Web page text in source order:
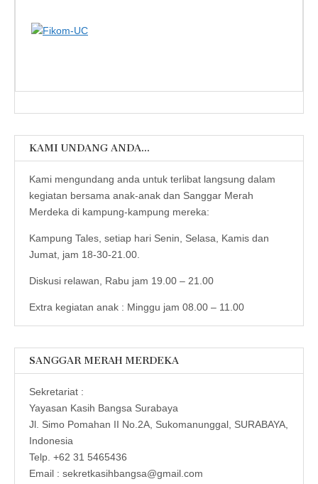
KAMI UNDANG ANDA…
Kami mengundang anda untuk terlibat langsung dalam
kegiatan bersama anak-anak dan Sanggar Merah
Merdeka di kampung-kampung mereka:
Kampung Tales, setiap hari Senin, Selasa, Kamis dan
Jumat, jam 18-30-21.00.
Diskusi relawan, Rabu jam 19.00 – 21.00
Extra kegiatan anak : Minggu jam 08.00 – 11.00
SANGGAR MERAH MERDEKA
Sekretariat :
Yayasan Kasih Bangsa Surabaya
Jl. Simo Pomahan II No.2A, Sukomanunggal, SURABAYA,
Indonesia
Telp. +62 31 5465436
Email : sekretkasihbangsa@gmail.com